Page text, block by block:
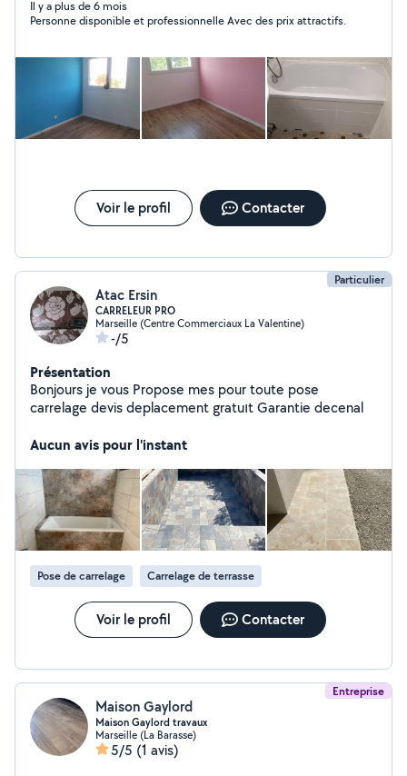
vous été intéressé veuillez me contacter. Possibilité de
vous faire vos devis
Il y a plus de 6 mois
Personne disponible et professionnelle Avec des prix attractifs.
Voir le profil Contacter
Particulier
Atac Ersin
CARRELEUR PRO
Marseille (Centre Commerciaux La Valentine)
-/5
Présentation
Bonjours je vous Propose mes pour toute pose
carrelage devis deplacement gratuıt Garantie decenal
Aucun avis pour l'instant
Pose de carrelage Carrelage de terrasse
Voir le profil Contacter
Entreprise
Maison Gaylord
Maison Gaylord travaux
Marseille (La Barasse)
5/5 (1 avis)